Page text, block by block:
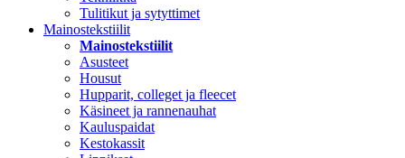
Tulitikut ja sytyttimet
Mainostekstiilit
Mainostekstiilit
Asusteet
Housut
Hupparit, colleget ja fleecet
Käsineet ja rannenauhat
Kauluspaidat
Kestokassit